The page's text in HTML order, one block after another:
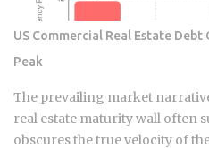
Eastern and runs nearly
Futures pricing absorbs
developments before US retail
early movers an information
before the open is a
confirmed more often than not...
US Commercial Real Estate
Peak
The prevailing market
real estate maturity wall often
obscures the true velocity of